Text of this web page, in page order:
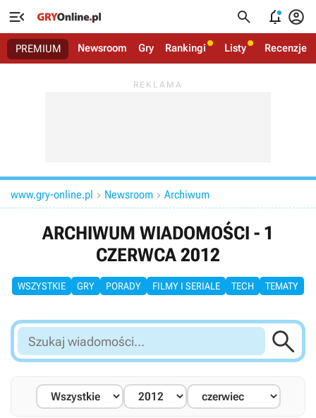
   
PREMIUM Newsroom Gry Rankingi Listy Recenzje
www.gry-online.pl  Newsroom  Archiwum
ARCHIWUM WIADOMOŚCI - 1
CZERWCA 2012
WSZYSTKIE GRY PORADY FILMY I SERIALE TECH TEMATY
Szukaj
wiadomości...
